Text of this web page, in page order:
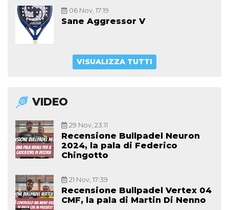
06 Nov, 17:19
Sane Aggressor V
VISUALIZZA TUTTI
VIDEO
29 Nov, 23:11
Recensione Bullpadel Neuron
2024, la pala di Federico
Chingotto
21 Nov, 17:39
Recensione Bullpadel Vertex 04
CMF, la pala di Martin Di Nenno